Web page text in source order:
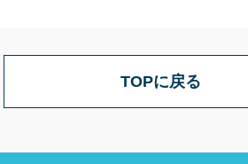
TOPに戻る